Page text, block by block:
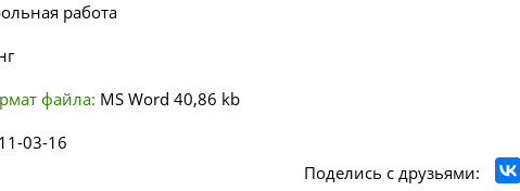
работа
файла: MS Word 40,86 kb
03-16
Поделись с друзьями: